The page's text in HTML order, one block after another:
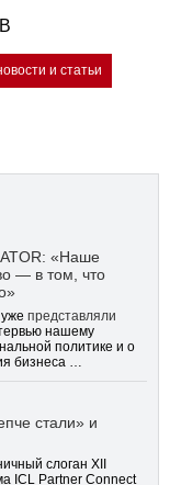
и статьи
«Наше
— в том, что
представляли
нашему
политике и о
бизнеса …
стали» и
слоган XII
ICL Partner Connect